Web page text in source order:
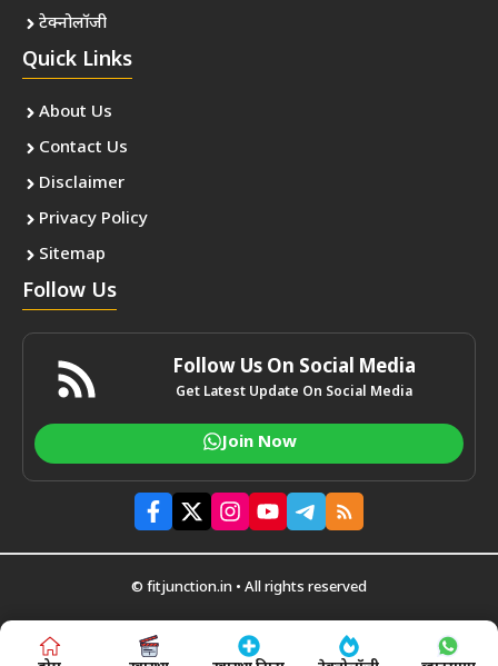
टेक्नोलॉजी
Quick Links
About Us
Contact Us
Disclaimer
Privacy Policy
Sitemap
Follow Us
Follow Us On Social Media
Get Latest Update On Social Media
Join Now
© fitjunction.in • All rights reserved